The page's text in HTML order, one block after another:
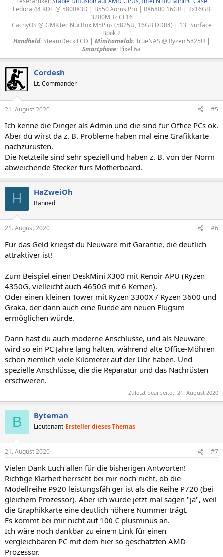
Fedora 44 KDE @ 5800X3D | B550 Aorus Pro | RX6800 16GB | 2x16GB
3200MHz CL16
CachyOS @ GMKTec NucBox M5Plus (5825U, 16GB DDR4) | 13" Surface
Book 2
Handheld: SteamDeck LCD | MiniHomelab:TrueNAS @ Ryzen 5825U |
Smartphone: Pixel 6a​
Cordesh
Lt. Commander
21. August 2020 #5
Ich kenne die Dinger als Admin und die sind für Office PCs ok.
Aber du wirst da z. B. Probleme haben mal eine Grafikkarte
nachzurüsten.
Die Netzteile sind sehr speziell und haben z. B. von der Norm
abweichende Stecker fürs Motherboard.
H HaZweiOh
Banned
21. August 2020 #6
Für das Geld kriegst du Neuware mit Garantie, die deutlich
attraktiver ist!
Zum Beispiel einen DeskMini X300 mit Renoir APU (Ryzen
4350G, vielleicht auch 4650G mit 6 Kernen).
Oder einen kleinen Tower mit Ryzen 3300X / Ryzen 3600 und
Graka, der dann auch eine Runde am neuen Flugsim
ermöglichen würde.
Dann hast du auch moderne Anschlüsse, und als Neuware
wird so ein PC Jahre lang halten, während alte Office-Möhren
schon ziemlich viele Kilometer auf der Uhr haben. Und
spezielle Anschlüsse, die die Reparatur und das Nachrüsten
erschweren.
Zuletzt bearbeitet: 21. August 2020
B Byteman
Lieutenant Ersteller dieses Themas
21. August 2020 #7
Vielen Dank Euch allen für die bisherigen Antworten!
Richtige Klarheit herrscht bei mir noch nicht, ob die
Modellreihe P920 leistungsfähiger ist als die Reihe P720 (bei
gleichem Prozessor). Aber ich würde jetzt mal sagen "ja", weil
die Graphikkarte eine deutlich höhere Nummer trägt.
Es kommt bei mir nicht auf 100 € plusminus an.
Ich wäre noch dankbar zu einem Link für einen
vergleichbaren PC mit dem hier so geschätzten AMD-
Prozessor.